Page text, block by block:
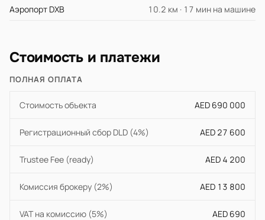
Аэропорт DXB 10.2 км · 17 мин на машине
Стоимость и платежи
ПОЛНАЯ ОПЛАТА
Стоимость объекта AED 690 000
Регистрационный сбор DLD (4%) AED 27 600
Trustee Fee (ready) AED 4 200
Комиссия брокеру (2%) AED 13 800
VAT на комиссию (5%) AED 690